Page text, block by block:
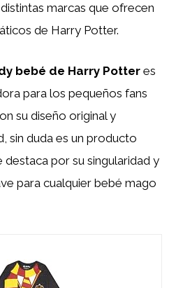
marcas que ofrecen
de Harry Potter.
bebé de Harry Potter es
para los pequeños fans
su diseño original y
sin duda es un producto
destaca por su singularidad y
para cualquier bebé mago